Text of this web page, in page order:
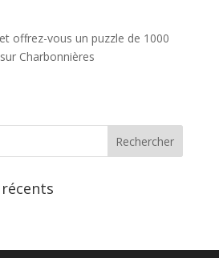
offrez-vous un puzzle de 1000
Charbonnières